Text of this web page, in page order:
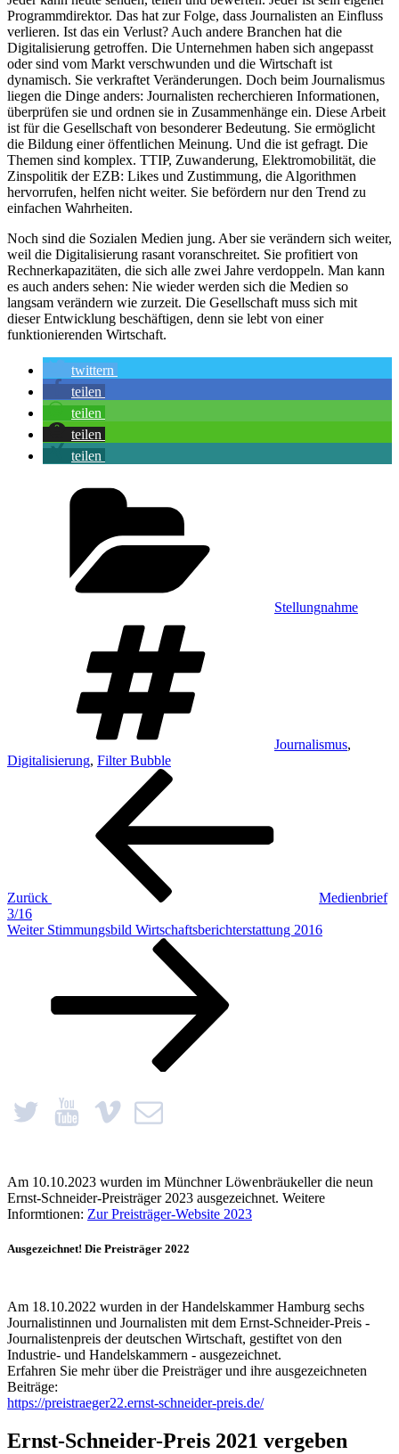
Programmdirektor. Das hat zur Folge, dass Journalisten an Einfluss
verlieren. Ist das ein Verlust? Auch andere Branchen hat die
Digitalisierung getroffen. Die Unternehmen haben sich angepasst
oder sind vom Markt verschwunden und die Wirtschaft ist
dynamisch. Sie ver­kraf­tet Veränderungen. Doch beim Journalismus
liegen die Dinge anders: Journalisten recher­chieren Informationen,
überprüfen sie und ordnen sie in Zusammenhänge ein. Diese Arbeit
ist für die Gesellschaft von besonderer Bedeutung. Sie ermöglicht
die Bildung einer öffentlichen Meinung. Und die ist gefragt. Die
Themen sind komplex. TTIP, Zuwanderung, Elektromobilität, die
Zinspolitik der EZB: Likes und Zustimmung, die Algorithmen
hervorrufen, helfen nicht weiter. Sie befördern nur den Trend zu
einfachen Wahrheiten.
Noch sind die Sozialen Medien jung. Aber sie verändern sich weiter,
weil die Digitalisierung rasant voranschreitet. Sie profitiert von
Rechnerkapazitäten, die sich alle zwei Jahre verdoppeln. Man kann
es auch anders sehen: Nie wieder werden sich die Medien so
langsam verändern wie zurzeit. Die Gesellschaft muss sich mit
dieser Entwicklung beschäftigen, denn sie lebt von einer
funktionierenden Wirtschaft.
twittern
teilen
teilen
teilen
teilen
Stellungnahme
Journalismus,
Digitalisierung, Filter Bubble
Beitragsnavigation
Zurück
Medienbrief
3/16
Nächster
Weiter Stimmungsbild Wirtschaftsberichterstattung 2016
Am 10.10.2023 wurden im Münchner Löwenbräukeller die neun
Ernst-Schneider-Preisträger 2023 ausgezeichnet. Weitere
Informtionen: Zur Preisträger-Website 2023
Ausgezeichnet! Die Preisträger 2022
Am 18.10.2022 wurden in der Handelskammer Hamburg sechs
Journalistinnen und Journalisten mit dem Ernst-Schneider-Preis -
Journalistenpreis der deutschen Wirtschaft, gestiftet von den
Industrie- und Handelskammern - ausgezeichnet.
Erfahren Sie mehr über die Preisträger und ihre ausgezeichneten
Beiträge:
https://preistraeger22.ernst-schneider-preis.de/
Ernst-Schneider-Preis 2021 vergeben